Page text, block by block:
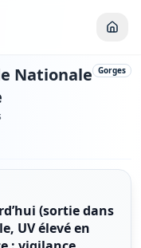
Nationale Gorges
(sortie dans
UV élevé en